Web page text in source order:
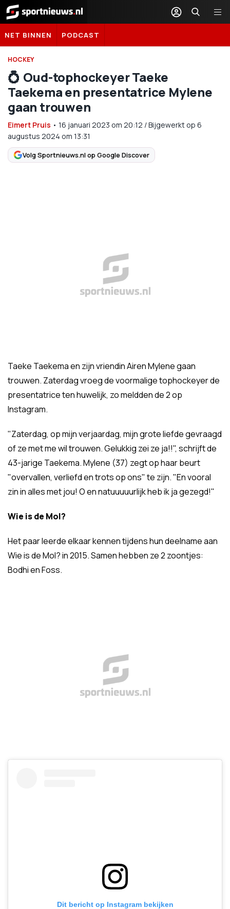
Sportnieuws.nl
NET BINNEN PODCAST
HOCKEY
💍 Oud-tophockeyer Taeke
Taekema en presentatrice Mylene
gaan trouwen
Eimert Pruis • 16 januari 2023 om 20:12 /Bijgewerkt op 6
augustus 2024 om 13:31
Volg Sportnieuws.nl op Google Discover
Taeke Taekema en zijn vriendin Airen Mylene gaan
trouwen. Zaterdag vroeg de voormalige tophockeyer de
presentatrice ten huwelijk, zo meldden de 2 op
Instagram.
"Zaterdag, op mijn verjaardag, mijn grote liefde gevraagd
of ze met me wil trouwen. Gelukkig zei ze ja!!", schrijft de
43-jarige Taekema. Mylene (37) zegt op haar beurt
"overvallen, verliefd en trots op ons" te zijn. "En vooral
zin in alles met jou! O en natuuuuurlijk heb ik ja gezegd!"
Wie is de Mol?
Het paar leerde elkaar kennen tijdens hun deelname aan
Wie is de Mol? in 2015. Samen hebben ze 2 zoontjes:
Bodhi en Foss.
Dit bericht op Instagram bekijken